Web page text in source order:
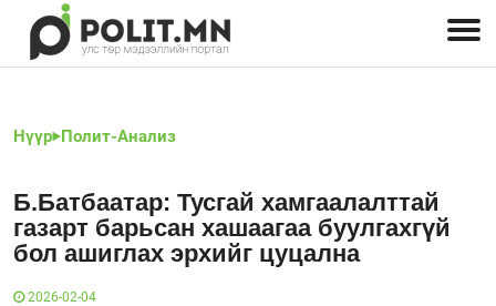
Нүүр Полит-Анализ
Б.Батбаатар: Тусгай хамгаалалттай
газарт барьсан хашаагаа буулгахгүй
бол ашиглах эрхийг цуцална
2026-02-04